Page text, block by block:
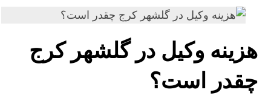
هزینه وکیل در گلشهر کرج
چقدر است؟